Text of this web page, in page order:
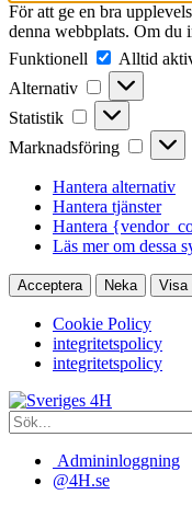
För att ge en bra
denna webbplats. Om du
Funktionell
Funktionell
Alltid
Alternativ
Alternativ
Statistik Statistik
Marknadsföring
Hantera alternativ
Hantera tjänster
Hantera
Läs mer om dessa
Acceptera Neka Visa
Cookie Policy
integritetspolicy
integritetspolicy
Admininloggning
@4H.se